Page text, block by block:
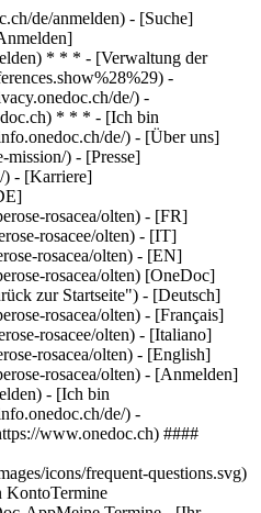
de/anmelden) - [Suche]
* * * - [Verwaltung der
-
de/) -
* * * - [Ich bin
de/) - [Über uns]
mission/) - [Presse]
) - [Karriere]
rosacea/olten) - [FR]
rosacee/olten) - [IT]
rosacea/olten) - [EN]
rosacea/olten) [OneDoc]
zur Startseite") - [Deutsch]
rosacea/olten) - [Français]
rosacee/olten) - [Italiano]
rosacea/olten) - [English]
rosacea/olten) - [Anmelden]
- [Ich bin
de/) -
www.onedoc.ch) ####
icons/frequent-questions.svg)
KontoTermine